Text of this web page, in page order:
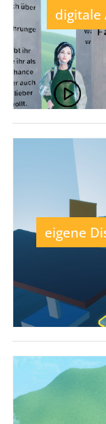
digitale
eigene